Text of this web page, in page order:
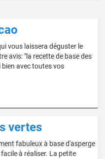
vous laissera déguster le
avis: "la recette de base des
avec toutes vos
vertes
fabuleux à base d'asperge
à réaliser. La petite